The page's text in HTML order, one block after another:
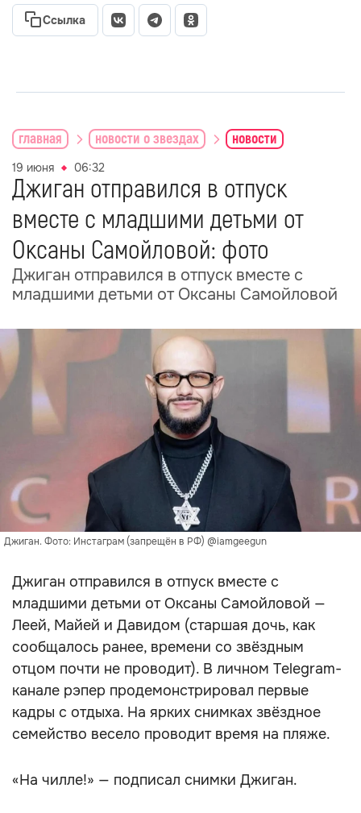
Ссылка
главная новости о звездах новости
19 июня 06:32
Джиган отправился в отпуск
вместе с младшими детьми от
Оксаны Самойловой: фото
Джиган отправился в отпуск вместе с
младшими детьми от Оксаны Самойловой
Джиган. Фото: Инстаграм (запрещён в РФ) @iamgeegun
Джиган отправился в отпуск вместе с
младшими детьми от Оксаны Самойловой —
Леей, Майей и Давидом (старшая дочь, как
сообщалось ранее, времени со звёздным
отцом почти не проводит). В личном Telegram-
канале рэпер продемонстрировал первые
кадры с отдыха. На ярких снимках звёздное
семейство весело проводит время на пляже.
«На чилле!» — подписал снимки Джиган.